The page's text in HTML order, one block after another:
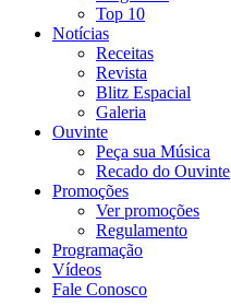
Top 10
Notícias
Receitas
Revista
Blitz Espacial
Galeria
Ouvinte
Peça sua Música
Recado do Ouvinte
Promoções
Ver promoções
Regulamento
Programação
Vídeos
Fale Conosco